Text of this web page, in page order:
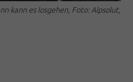
kann es losgehen, Foto: Alpsolut,